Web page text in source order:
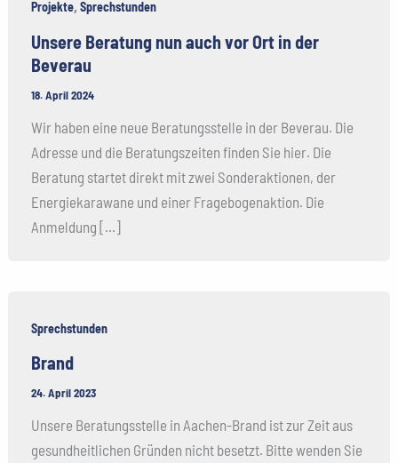
Projekte, Sprechstunden
Unsere Beratung nun auch vor Ort in der
Beverau
18. April 2024
Wir haben eine neue Beratungsstelle in der Beverau. Die
Adresse und die Beratungszeiten finden Sie hier. Die
Beratung startet direkt mit zwei Sonderaktionen, der
Energiekarawane und einer Fragebogenaktion. Die
Anmeldung […]
Sprechstunden
Brand
24. April 2023
Unsere Beratungsstelle in Aachen-Brand ist zur Zeit aus
gesundheitlichen Gründen nicht besetzt. Bitte wenden Sie